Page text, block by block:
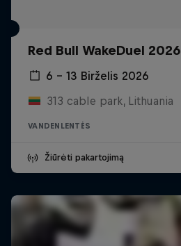
Red Bull WakeDuel 2026
6 – 13 Birželis 2026
313 cable park, Lithuania
VANDENLENTĖS
Žiūrėti pakartojimą